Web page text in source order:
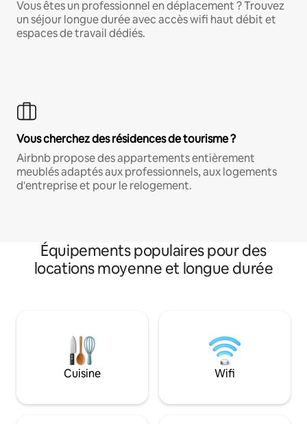
Vous êtes un professionnel en déplacement ? Trouvez
un séjour longue durée avec accès wifi haut débit et
espaces de travail dédiés.
Vous cherchez des résidences de tourisme ?
Airbnb propose des appartements entièrement
meublés adaptés aux professionnels, aux logements
d'entreprise et pour le relogement.
Équipements populaires pour des
locations moyenne et longue durée
Cuisine Wifi